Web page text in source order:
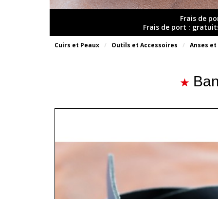
Frais de
Frais de port :
Cuirs et Peaux Outils et Accessoires Anses